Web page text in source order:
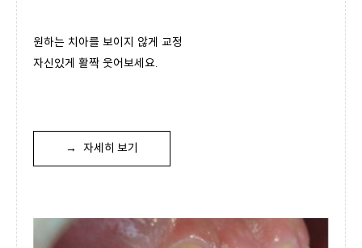
원하는 치아를 보이지 않게 교정
자신있게 활짝 웃어보세요.
→ 자세히 보기